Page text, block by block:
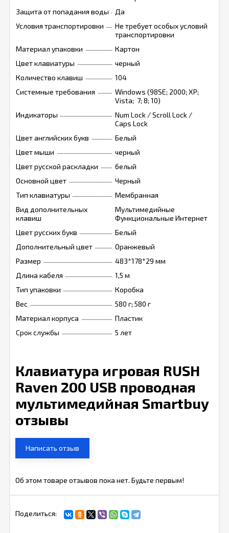
Защита от попадания воды
Да
Условия транспортировки
Не требует особых условий
транспортировки
Материал упаковки
Картон
Цвет клавиатуры
черный
Количество клавиш
104
Системные требования
Windows (98SE; 2000; XP;
Vista; 7; 8; 10)
Индикаторы
Num Lock / Scroll Lock /
Caps Lock
Цвет английских букв
Белый
Цвет мыши
черный
Цвет русской раскладки
белый
Основной цвет
Черный
Тип клавиатуры
Мембранная
Вид дополнительных
клавиш
Мультимедийные
Функциональные Интернет
Цвет русских букв
Белый
Дополнительный цвет
Оранжевый
Размер
483*178*29 мм
Длина кабеля
1,5 м
Тип упаковки
Коробка
Вес
580 г; 580 г
Материал корпуса
Пластик
Срок службы
5 лет
Клавиатура игровая RUSH
Raven 200 USB проводная
мультимедийная Smartbuy
отзывы
Написать отзыв
Об этом товаре отзывов пока нет. Будьте первым!
Поделиться: